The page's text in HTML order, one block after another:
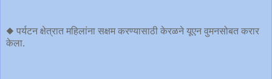
◆ पर्यटन क्षेत्रात महिलांना सक्षम करण्यासाठी केरळने यूएन वुमनसोबत करार
केला.